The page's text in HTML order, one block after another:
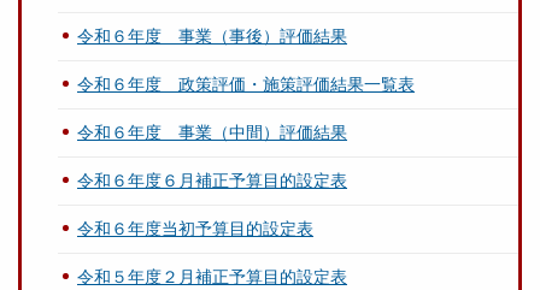
令和６年度 事業（事後）評価結果
令和６年度 政策評価・施策評価結果一覧表
令和６年度 事業（中間）評価結果
令和６年度６月補正予算目的設定表
令和６年度当初予算目的設定表
令和５年度２月補正予算目的設定表